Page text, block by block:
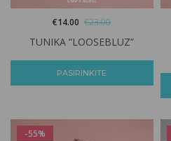
TUNIKA “LOOSEBLUZ”
€14.00 €23.00
PASIRINKITE
-55%